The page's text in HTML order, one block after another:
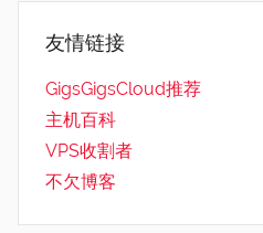
友情链接
GigsGigsCloud推荐
主机百科
VPS收割者
不欠博客